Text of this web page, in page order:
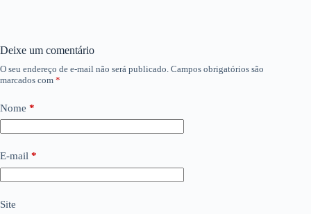
Deixe um comentário
O seu endereço de e-mail não será publicado. Campos obrigatórios são
marcados com *
Nome *
E-mail *
Site